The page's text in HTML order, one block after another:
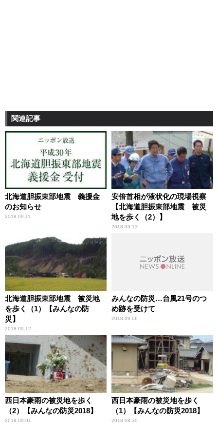
関連記事
北海道胆振東部地震 義援金
のお知らせ
2018.09.11
安倍首相が液状化の現場視察
【北海道胆振東部地震 被災
地を歩く（2）】
2018.09.13
北海道胆振東部地震 被災地
を歩く（1）【みんなの防
災】
2018.09.12
みんなの防災…台風21号のつ
め跡を受けて
2018.09.06
西日本豪雨の被災地を歩く
（2）【みんなの防災2018】
2018.09.01
西日本豪雨の被災地を歩く
（1）【みんなの防災2018】
2018.08.30